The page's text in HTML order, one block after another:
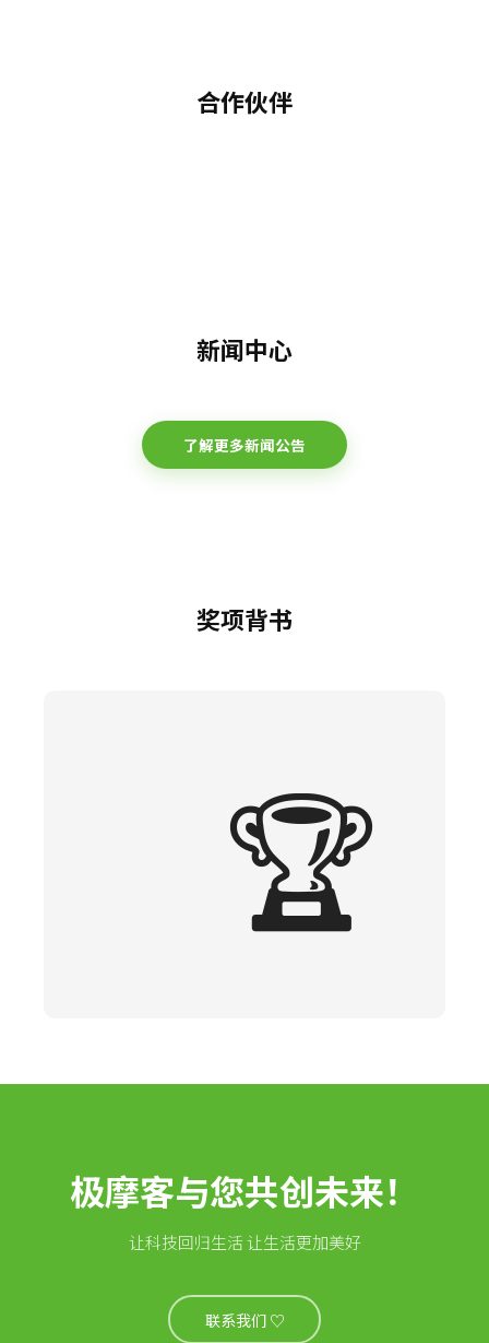
合作伙伴
新闻中心
了解更多新闻公告
奖项背书
🏆
极摩客与您共创未来！
让科技回归生活 让生活更加美好
联系我们 ♡